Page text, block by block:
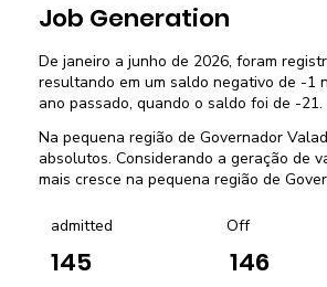
Job Generation
De janeiro a junho de 2026, foram
resultando em um saldo negativo de -1
ano passado, quando o saldo foi de -21.
Na pequena região de Governador
absolutos. Considerando a geração de
mais cresce na pequena região de
admitted
145
Off
146